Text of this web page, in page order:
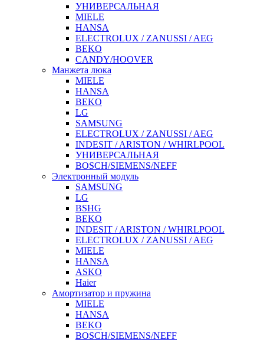
УНИВЕРСАЛЬНАЯ
MIELE
HANSA
ELECTROLUX / ZANUSSI / AEG
BEKO
CANDY/HOOVER
Манжета люка
MIELE
HANSA
BEKO
LG
SAMSUNG
ELECTROLUX / ZANUSSI / AEG
INDESIT / ARISTON / WHIRLPOOL
УНИВЕРСАЛЬНАЯ
BOSCH/SIEMENS/NEFF
Электронный модуль
SAMSUNG
LG
BSHG
BEKO
INDESIT / ARISTON / WHIRLPOOL
ELECTROLUX / ZANUSSI / AEG
MIELE
HANSA
ASKO
Haier
Амортизатор и пружина
MIELE
HANSA
BEKO
BOSCH/SIEMENS/NEFF